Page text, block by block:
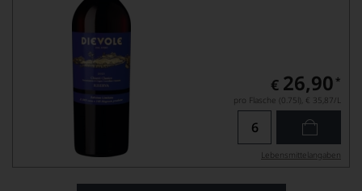
€ 26,90 *
pro Flasche (0.75l), € 35,87/L
Lebensmittel­angaben